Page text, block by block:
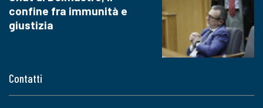
Contatti
confine fra immunità e
giustizia